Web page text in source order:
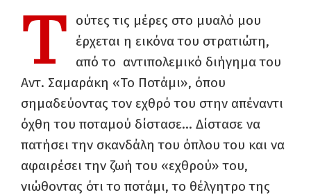
Τ
ούτες τις μέρες στο μυαλό μου
έρχεται η εικόνα του στρατιώτη,
από το αντιπολεμικό διήγημα του
Αντ. Σαμαράκη «Το Ποτάμι», όπου
σημαδεύοντας τον εχθρό του στην απέναντι
όχθη του ποταμού δίστασε… Δίστασε να
πατήσει την σκανδάλη του όπλου του και να
αφαιρέσει την ζωή του «εχθρού» του,
νιώθοντας ότι το ποτάμι, το θέλγητρο της